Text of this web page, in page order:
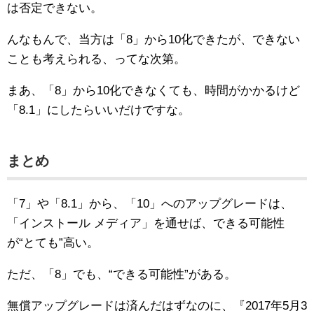
は否定できない。
んなもんで、当方は「8」から10化できたが、できない
ことも考えられる、ってな次第。
まあ、「8」から10化できなくても、時間がかかるけど
「8.1」にしたらいいだけですな。
まとめ
「7」や「8.1」から、「10」へのアップグレードは、
「インストール メディア」を通せば、できる可能性
が“とても”高い。
ただ、「8」でも、“できる可能性”がある。
無償アップグレードは済んだはずなのに、『2017年5月3